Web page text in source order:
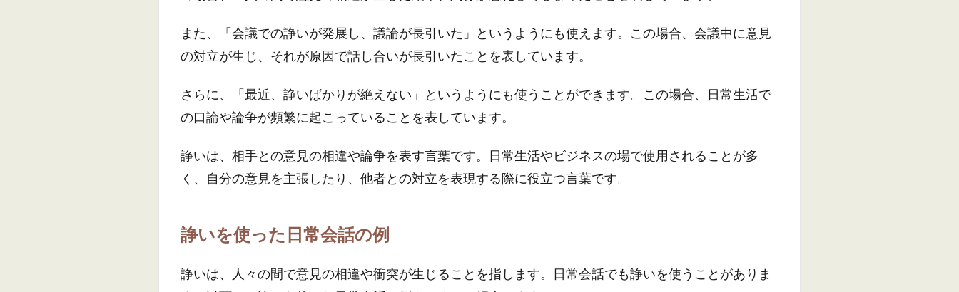
また、「会議での諍いが発展し、議論が長引いた」というようにも使えます。この場合、会議中に意見
の対立が生じ、それが原因で話し合いが長引いたことを表しています。
さらに、「最近、諍いばかりが絶えない」というようにも使うことができます。この場合、日常生活で
の口論や論争が頻繁に起こっていることを表しています。
諍いは、相手との意見の相違や論争を表す言葉です。日常生活やビジネスの場で使用されることが多
く、自分の意見を主張したり、他者との対立を表現する際に役立つ言葉です。
諍いを使った日常会話の例
諍いは、人々の間で意見の相違や衝突が生じることを指します。日常会話でも諍いを使うことがありま